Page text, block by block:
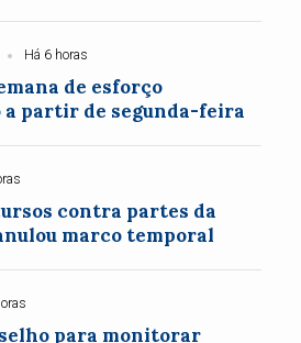
Há 6 horas
de esforço
partir de segunda-feira
contra partes da
marco temporal
para monitorar